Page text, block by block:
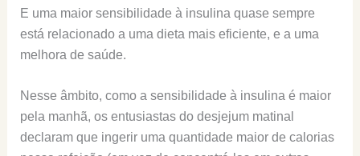
E uma maior sensibilidade à insulina quase sempre
está relacionado a uma dieta mais eficiente, e a uma
melhora de saúde.
Nesse âmbito, como a sensibilidade à insulina é maior
pela manhã, os entusiastas do desjejum matinal
declaram que ingerir uma quantidade maior de calorias